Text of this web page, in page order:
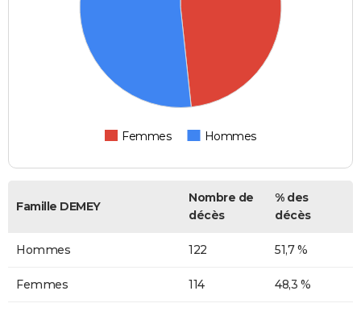
Femmes Hommes
Famille DEMEY
Nombre de
décès
% des
décès
Hommes 122 51,7 %
Femmes 114 48,3 %